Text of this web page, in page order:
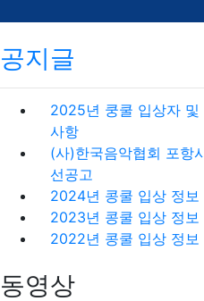
공지글
2025년 쿵쿨 입상자 및
사항
(사)한국음악협회 포항
선공고
2024년 콩쿨 입상 정보
2023년 콩쿨 입상 정보
2022년 콩쿨 입상 정보
동영상